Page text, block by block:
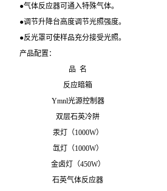
●气体反应器可通入特殊气体。
●调节升降台高度调节光照强度。
●反光罩可使样品充分接受光照。
产品配置：
品 名
反应暗箱
Ymnl光源控制器
双层石英冷阱
汞灯（1000W）
氙灯（1000W）
金卤灯（450W）
石英气体反应器